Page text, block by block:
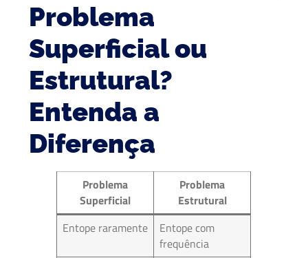
Problema
Superficial ou
Estrutural?
Entenda a
Diferença
Problema
Superficial
Problema
Estrutural
Entope raramente
Entope com
frequência